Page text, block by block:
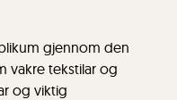
gjennom den
vakre tekstilar og
og viktig